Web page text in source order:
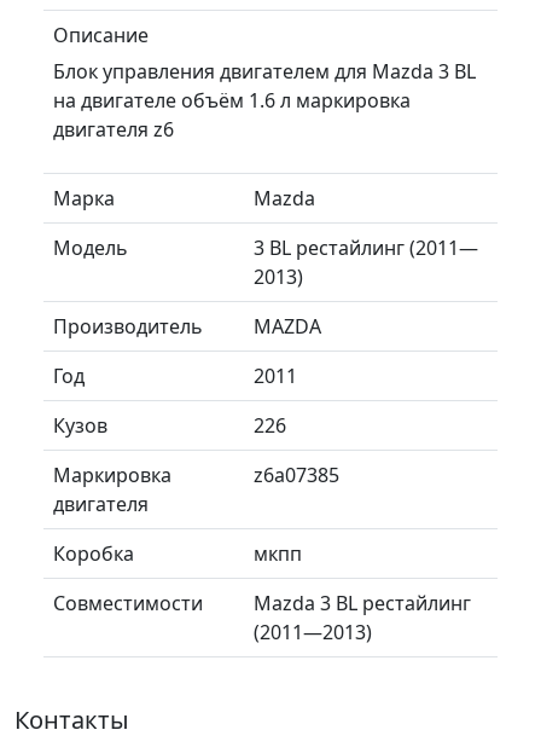
Описание
Блок управления двигателем для Mazda 3 BL
на двигателе объём 1.6 л маркировка
двигателя z6
Марка
Mazda
Модель
3 BL рестайлинг (2011—
2013)
Производитель
MAZDA
Год
2011
Кузов
226
Маркировка
двигателя
z6a07385
Коробка
мкпп
Совместимости
Mazda 3 BL рестайлинг
(2011—2013)
Контакты